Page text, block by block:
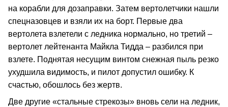
на корабли для дозаправки. Затем вертолетчики нашли
спецназовцев и взяли их на борт. Первые два
вертолета взлетели с ледника нормально, но третий –
вертолет лейтенанта Майкла Тидда – разбился при
взлете. Поднятая несущим винтом снежная пыль резко
ухудшила видимость, и пилот допустил ошибку. К
счастью, обошлось без жертв.
Две другие «стальные стрекозы» вновь сели на ледник,